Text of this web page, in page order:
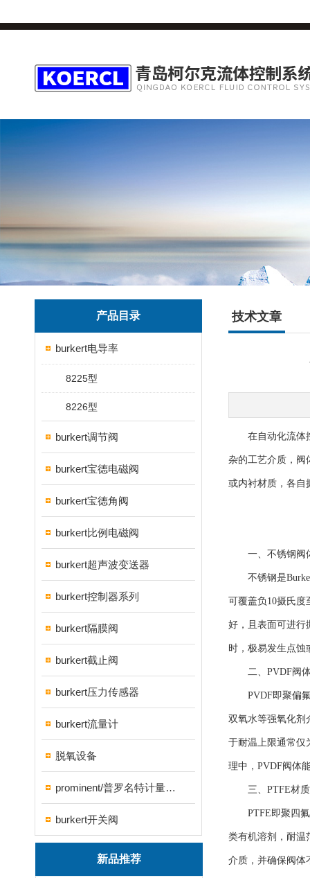
产品目录
burkert电导率
8225型
8226型
burkert调节阀
burkert宝德电磁阀
burkert宝德角阀
burkert比例电磁阀
burkert超声波变送器
burkert控制器系列
burkert隔膜阀
burkert截止阀
burkert压力传感器
burkert流量计
脱氧设备
prominent/普罗名特计量泵系列
burkert开关阀
新品推荐
技术文章
在自动化流体控
杂的工艺介质，阀
或内衬材质，各自
一、不锈钢阀体
不锈钢是Burkert
可覆盖负10摄氏度
好，且表面可进行
时，极易发生点蚀
二、PVDF阀体
PVDF即聚偏氟
双氧水等强氧化剂
于耐温上限通常仅
理中，PVDF阀体
三、PTFE材质
PTFE即聚四氟
类有机溶剂，耐温
介质，并确保阀体